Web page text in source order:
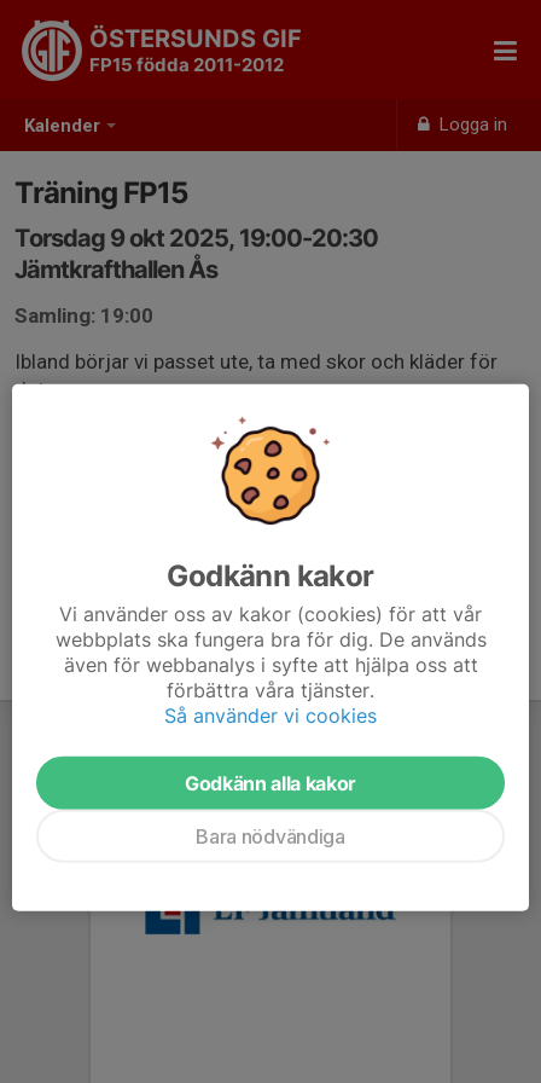
Kalender Logga in
ÖSTERSUNDS GIF
FP15 födda 2011-2012
Träning FP15
Torsdag 9 okt 2025, 19:00-20:30
Jämtkrafthallen Ås
Samling: 19:00
Ibland börjar vi passet ute, ta med skor och kläder för
det.
Godkänn kakor
Vi använder oss av kakor (cookies) för att vår
webbplats ska fungera bra för dig. De används
även för webbanalys i syfte att hjälpa oss att
förbättra våra tjänster.
Så använder vi cookies
Godkänn alla kakor
Bara nödvändiga